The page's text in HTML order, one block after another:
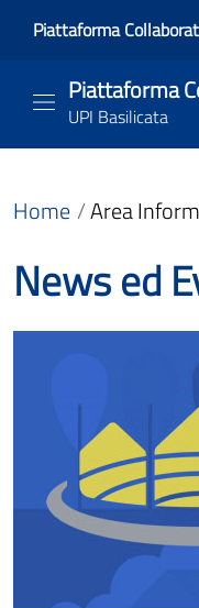
Piattaforma
Piattaforma
UPI Basilicata
Home Area
News ed